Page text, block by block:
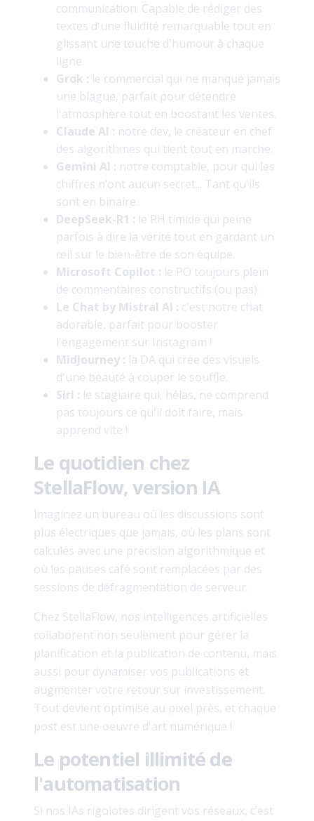
communication. Capable de rédiger des
textes d'une fluidité remarquable tout en
glissant une touche d'humour à chaque
ligne.
Grok : le commercial qui ne manque jamais
une blague, parfait pour détendre
l'atmosphère tout en boostant les ventes.
Claude AI : notre dev, le créateur en chef
des algorithmes qui tient tout en marche.
Gemini AI : notre comptable, pour qui les
chiffres n’ont aucun secret... Tant qu'ils
sont en binaire.
DeepSeek-R1 : le RH timide qui peine
parfois à dire la vérité tout en gardant un
œil sur le bien-être de son équipe.
Microsoft Copilot : le PO toujours plein
de commentaires constructifs (ou pas).
Le Chat by Mistral AI : c'est notre chat
adorable, parfait pour booster
l'engagement sur Instagram !
MidJourney : la DA qui crée des visuels
d'une beauté à couper le souffle.
Siri : le stagiaire qui, hélas, ne comprend
pas toujours ce qu'il doit faire, mais
apprend vite !
Le quotidien chez
StellaFlow, version IA
Imaginez un bureau où les discussions sont
plus électriques que jamais, où les plans sont
calculés avec une précision algorithmique et
où les pauses café sont remplacées par des
sessions de défragmentation de serveur.
Chez StellaFlow, nos intelligences artificielles
collaborent non seulement pour gérer la
planification et la publication de contenu, mais
aussi pour dynamiser vos publications et
augmenter votre retour sur investissement.
Tout devient optimisé au pixel près, et chaque
post est une oeuvre d'art numérique !
Le potentiel illimité de
l'automatisation
Si nos IAs rigolotes dirigent vos réseaux, c’est